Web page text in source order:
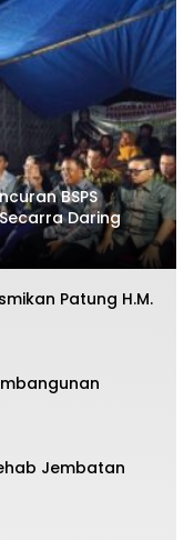
BSPS
Daring
Patung H.M.
Jembatan